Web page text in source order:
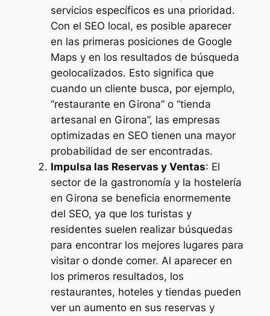
servicios específicos es una prioridad.
Con el SEO local, es posible aparecer
en las primeras posiciones de Google
Maps y en los resultados de búsqueda
geolocalizados. Esto significa que
cuando un cliente busca, por ejemplo,
“restaurante en Girona” o “tienda
artesanal en Girona”, las empresas
optimizadas en SEO tienen una mayor
probabilidad de ser encontradas.
Impulsa las Reservas y Ventas: El
sector de la gastronomía y la hostelería
en Girona se beneficia enormemente
del SEO, ya que los turistas y
residentes suelen realizar búsquedas
para encontrar los mejores lugares para
visitar o donde comer. Al aparecer en
los primeros resultados, los
restaurantes, hoteles y tiendas pueden
ver un aumento en sus reservas y